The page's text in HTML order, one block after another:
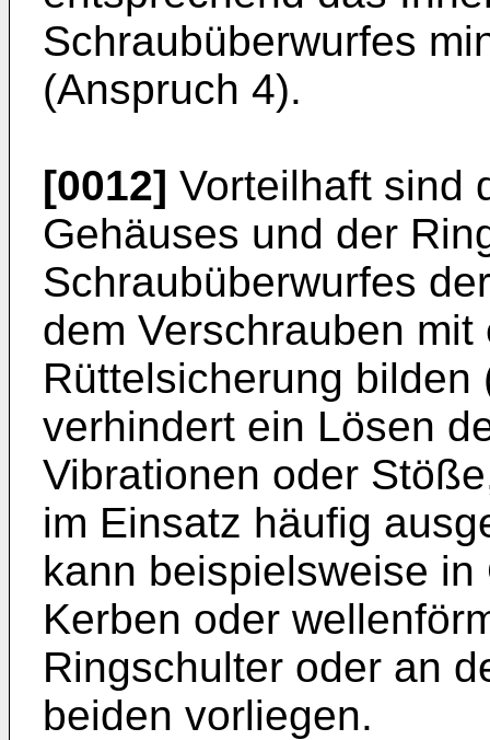
Schraubüberwurfes
(Anspruch 4).
[0012] Vorteilhaft sind
Gehäuses und der
Schraubüberwurfes
dem Verschrauben
Rüttelsicherung bilden
verhindert ein Lösen
Vibrationen oder
im Einsatz häufig
kann beispielsweise
Kerben oder
Ringschulter oder an
beiden vorliegen.